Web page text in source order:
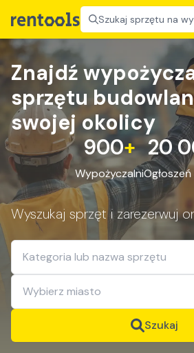
Szukaj sprzętu na
Znajdź
sprzętu
swojej okolicy
900+
Wypożyczalni
20
Wyszukaj sprzęt i zarezerwuj
Szukaj